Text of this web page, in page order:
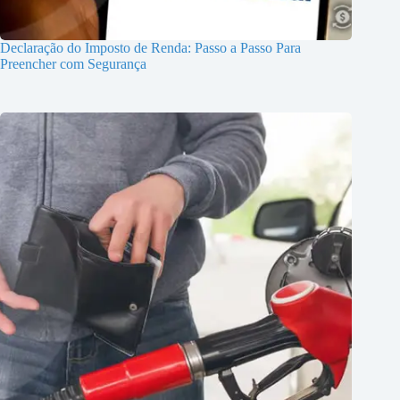
Declaração do Imposto de Renda: Passo a Passo Para
Preencher com Segurança